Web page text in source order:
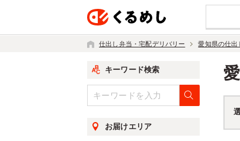
仕出し弁当・宅配デリバリー 愛知県の仕出
キーワード検索
お届けエリア